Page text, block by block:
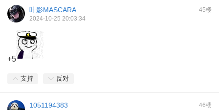
45楼
叶影MASCARA
2024-10-25 20:03:34
+5
支持 反对
46楼
1051194383